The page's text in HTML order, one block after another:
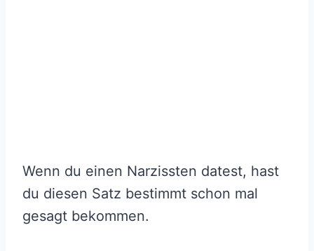
Wenn du einen Narzissten datest, hast
du diesen Satz bestimmt schon mal
gesagt bekommen.